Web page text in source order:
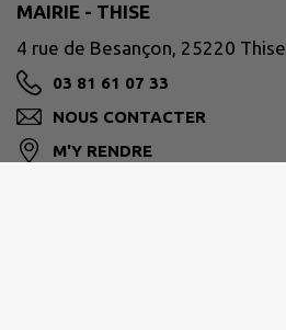
MAIRIE - THISE
4 rue de Besançon, 25220 Thise
03 81 61 07 33
NOUS CONTACTER
M'Y RENDRE